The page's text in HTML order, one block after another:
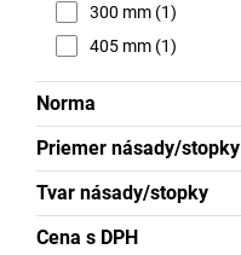
300 mm (1)
405 mm (1)
Norma
Priemer násady/stopky
Tvar násady/stopky
Cena s DPH